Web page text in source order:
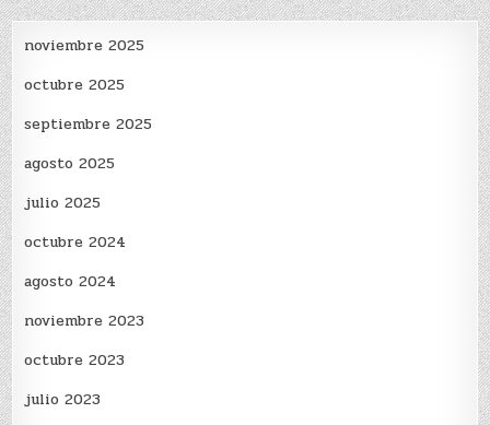
noviembre 2025
octubre 2025
septiembre 2025
agosto 2025
julio 2025
octubre 2024
agosto 2024
noviembre 2023
octubre 2023
julio 2023